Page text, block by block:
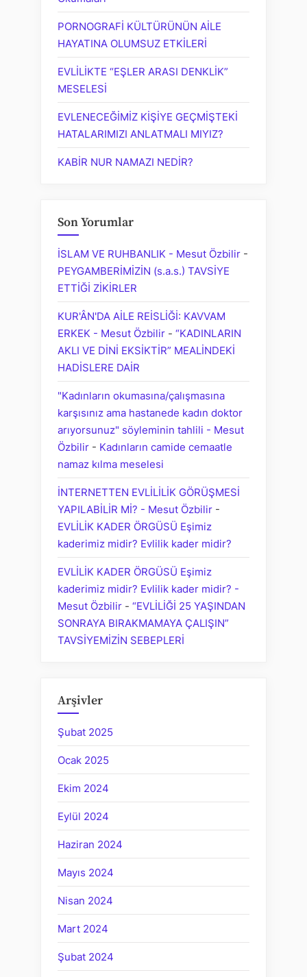
PORNOGRAFİ KÜLTÜRÜNÜN AİLE
HAYATINA OLUMSUZ ETKİLERİ
EVLİLİKTE “EŞLER ARASI DENKLİK”
MESELESİ
EVLENECEĞİMİZ KİŞİYE GEÇMİŞTEKİ
HATALARIMIZI ANLATMALI MIYIZ?
KABİR NUR NAMAZI NEDİR?
Son Yorumlar
İSLAM VE RUHBANLIK - Mesut Özbilir -
PEYGAMBERİMİZİN (s.a.s.) TAVSİYE
ETTİĞİ ZİKİRLER
KUR'ÂN'DA AİLE REİSLİĞİ: KAVVAM
ERKEK - Mesut Özbilir - “KADINLARIN
AKLI VE DİNİ EKSİKTİR” MEALİNDEKİ
HADİSLERE DAİR
"Kadınların okumasına/çalışmasına
karşısınız ama hastanede kadın doktor
arıyorsunuz" söyleminin tahlili - Mesut
Özbilir - Kadınların camide cemaatle
namaz kılma meselesi
İNTERNETTEN EVLİLİLİK GÖRÜŞMESİ
YAPILABİLİR Mİ? - Mesut Özbilir -
EVLİLİK KADER ÖRGÜSÜ Eşimiz
kaderimiz midir? Evlilik kader midir?
EVLİLİK KADER ÖRGÜSÜ Eşimiz
kaderimiz midir? Evlilik kader midir? -
Mesut Özbilir - “EVLİLİĞİ 25 YAŞINDAN
SONRAYA BIRAKMAMAYA ÇALIŞIN”
TAVSİYEMİZİN SEBEPLERİ
Arşivler
Şubat 2025
Ocak 2025
Ekim 2024
Eylül 2024
Haziran 2024
Mayıs 2024
Nisan 2024
Mart 2024
Şubat 2024